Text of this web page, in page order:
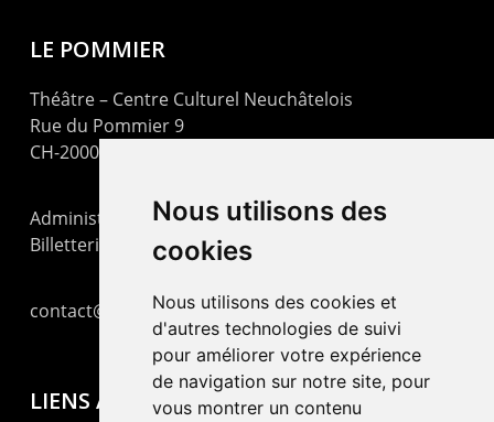
Nous utilisons des
cookies
Nous utilisons des cookies et
d'autres technologies de suivi
pour améliorer votre expérience
de navigation sur notre site, pour
vous montrer un contenu
LE POMMIER
Théâtre – Centre Culturel Neuchâtelois
Rue du Pommier 9
CH-2000 Neuchâtel
Administration : +41 32 725 03 03
Billetterie : +41 32 725 05 05
contact@lepommier.ch
LIENS AMIS